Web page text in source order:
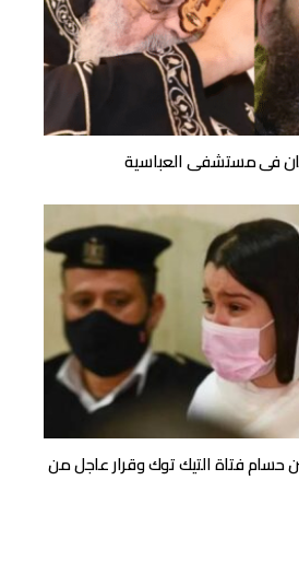
فى مستشفى العباسية
فتاة التيك توك وقرار عاجل من